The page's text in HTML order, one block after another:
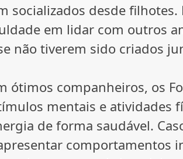
socializados desde
em lidar com outros
não tiverem sido criados
ótimos companheiros, os
mentais e atividades
de forma saudável.
comportamentos